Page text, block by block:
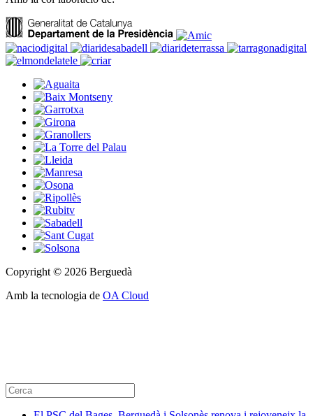
Copyright © 2026 Berguedà
Amb la tecnologia de OA Cloud